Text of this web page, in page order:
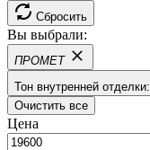
Сбросить
Вы выбрали:
ПРОМЕТ
Тон внутренней отделки:
Очистить все
Цена